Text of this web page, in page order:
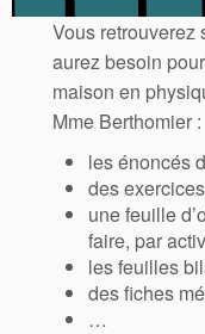
Vous retrouverez
aurez besoin
maison en
Mme Berthomier :
les énoncés
des
une feuille
faire, par
les feuilles
des fiches
…